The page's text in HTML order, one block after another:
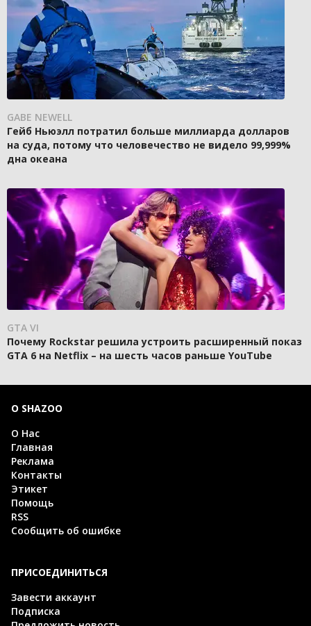
GABE NEWELL
Гейб Ньюэлл потратил больше миллиарда долларов
на суда, потому что человечество не видело 99,999%
дна океана
GTA VI
Почему Rockstar решила устроить расширенный показ
GTA 6 на Netflix – на шесть часов раньше YouTube
О SHAZOO
О Нас
Главная
Реклама
Контакты
Этикет
Помощь
RSS
Сообщить об ошибке
ПРИСОЕДИНИТЬСЯ
Завести аккаунт
Подписка